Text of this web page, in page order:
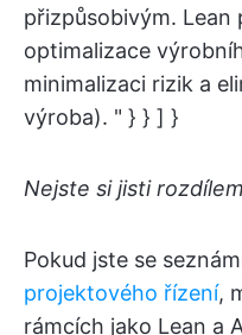
přizpůsobivým. Lean
optimalizace
minimalizaci rizik a
výroba). " } } ] }
Nejste si jisti
Pokud jste se
projektového řízení,
rámcích jako Lean a